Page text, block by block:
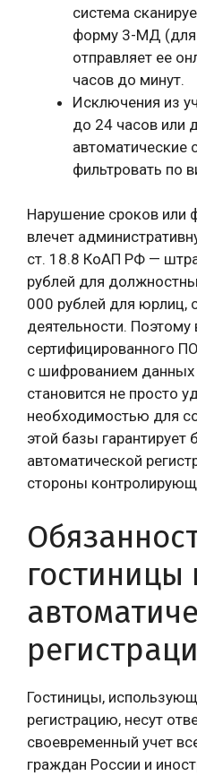
система
форму 3-МД (для
отправляет ее
часов до минут.
Исключения из
до 24 часов или
фильтровать по
Нарушение сроков или
влечет
ст. 18.8 КоАП РФ —
рублей для
000 рублей для юрлиц,
деятельности. Поэтому
сертифицированного
с шифрованием данных
становится не просто
необходимостью для
этой базы
автоматической
стороны
гостиницы
Гостиницы,
регистрацию, несут
своевременный учет
граждан России и